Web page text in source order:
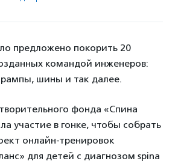
предложено покорить 20
командой инженеров:
шины и так далее.
фонда «Спина
участие в гонке, чтобы собрать
онлайн-тренировок
для детей с диагнозом spina